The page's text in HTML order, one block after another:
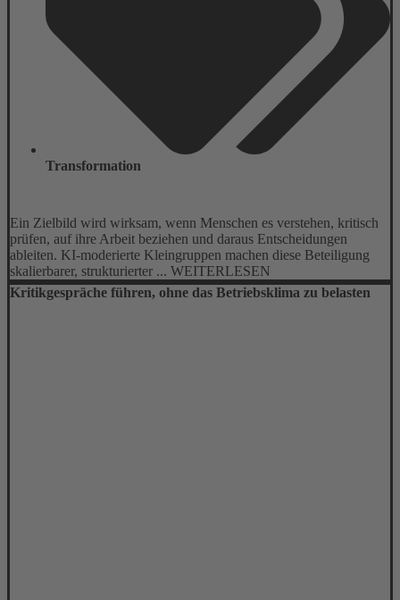
Transformation
Ein Zielbild wird wirksam, wenn Menschen es verstehen, kritisch
prüfen, auf ihre Arbeit beziehen und daraus Entscheidungen
ableiten. KI-moderierte Kleingruppen machen diese Beteiligung
skalierbarer, strukturierter ... WEITERLESEN
Kritikgespräche führen, ohne das Betriebsklima zu belasten